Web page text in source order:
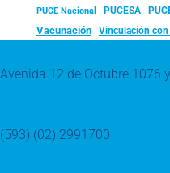
PUCE Nacional PUCESA
Vacunación
Vinculación
Avenida 12 de Octubre 1076
(593) (02) 2991700